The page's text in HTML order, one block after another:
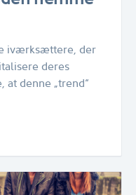
iværksættere, der
deres
at denne „trend“